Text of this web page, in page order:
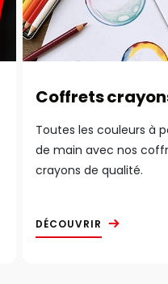
Coffrets
Toutes les couleurs à
de main avec nos
crayons de qualité.
DÉCOUVRIR